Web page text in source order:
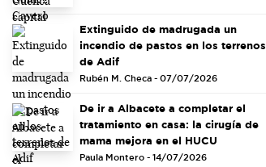
Extinguido de madrugada un
incendio de pastos en los terrenos
de Adif
Rubén M. Checa - 07/07/2026
De ir a Albacete a completar el
tratamiento en casa: la cirugía de
mama mejora en el HUCU
Paula Montero - 14/07/2026